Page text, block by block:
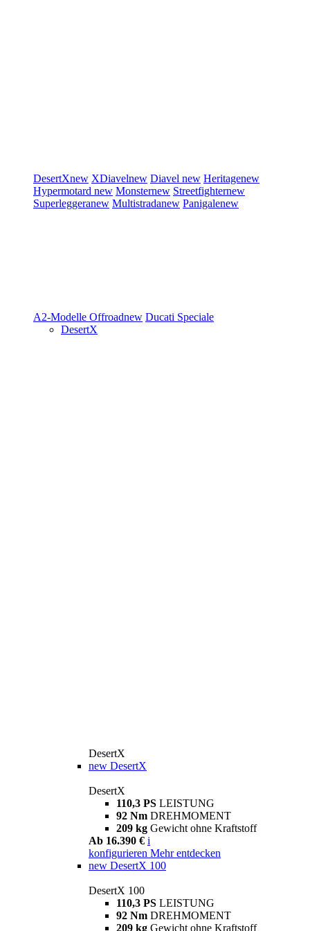
DesertXnew XDiavelnew Diavel new Heritagenew
Hypermotard new Monsternew Streetfighternew
Superleggeranew Multistradanew Panigalenew
A2-Modelle Offroadnew Ducati Speciale
DesertX
DesertX
new DesertX
DesertX
110,3 PS LEISTUNG
92 Nm DREHMOMENT
209 kg Gewicht ohne Kraftstoff
Ab 16.390 € i
konfigurieren Mehr entdecken
new DesertX 100
DesertX 100
110,3 PS LEISTUNG
92 Nm DREHMOMENT
209 kg Gewicht ohne Kraftstoff